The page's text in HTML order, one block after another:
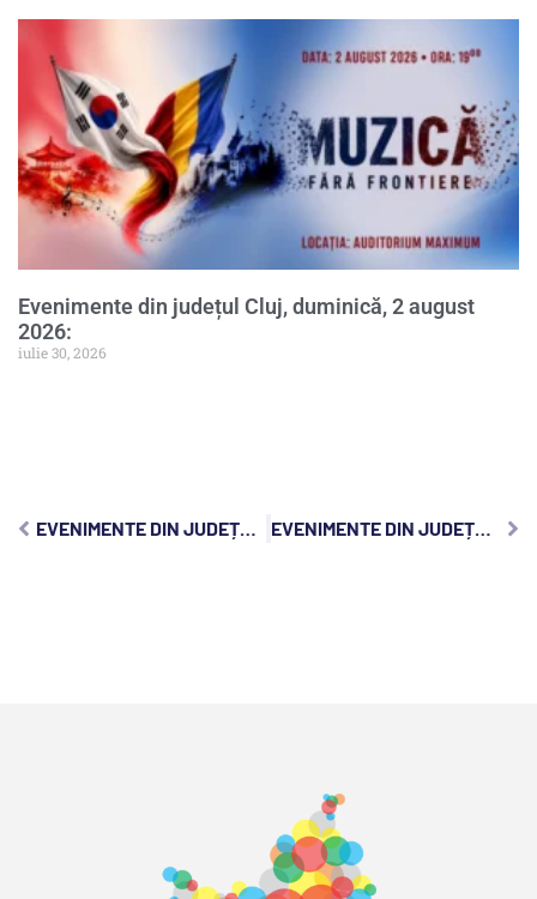
Evenimente din județul Cluj, duminică, 2 august
2026:
iulie 30, 2026
EVENIMENTE DIN JUDEȚUL CLUJ, JOI, 18 IANUARIE 2024: EVENIMENTE DIN JUDEȚUL CLUJ, LUNI, 22 IANUARIE 2024: